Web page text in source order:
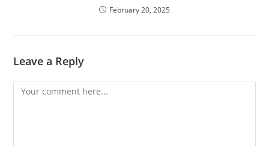
February 20, 2025
Leave a Reply